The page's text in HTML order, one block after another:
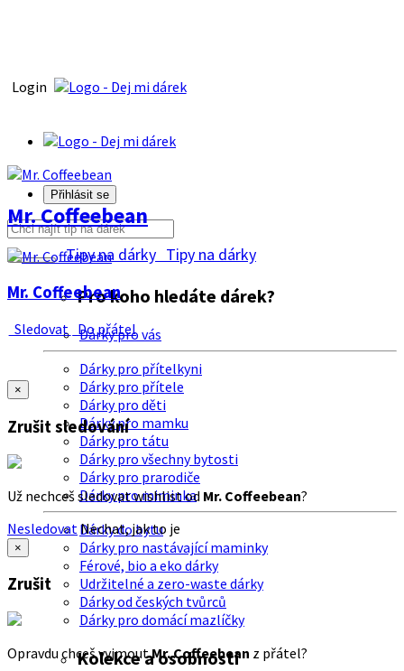
Login
Přihlásit se
Tipy na dárky Tipy na dárky
Pro koho hledáte dárek?
Dárky pro vás
Dárky pro přítelkyni
Dárky pro přítele
Dárky pro děti
Dárky pro mamku
Dárky pro tátu
Dárky pro všechny bytosti
Dárky pro prarodiče
Dárky pro miminka
Dárky do bytu
Dárky pro nastávající maminky
Férové, bio a eko dárky
Udržitelné a zero-waste dárky
Dárky od českých tvůrců
Dárky pro domácí mazlíčky
Kolekce a osobnosti
Mr. Coffeebean
Mr. Coffeebean
Sledovat Do přátel
×
Zrušit sledování
Už nechceš sledovat wishlist od Mr. Coffeebean?
Nesledovat Nechat, jak to je
×
Zrušit
Opravdu chceš vyjmoutMr. Coffeebean z přátel?